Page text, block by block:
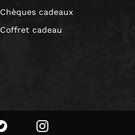
Chèques cadeaux
Coffret cadeau